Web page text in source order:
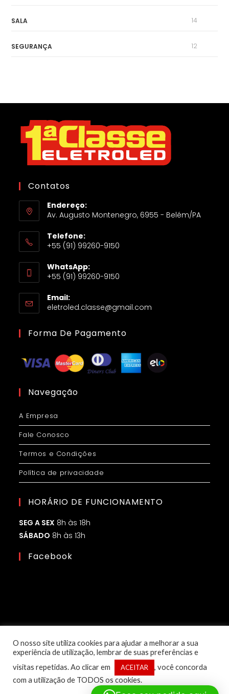
SALA 14
SEGURANÇA 12
Contatos
Endereço:
Av. Augusto Montenegro, 6955 - Belém/PA
Telefone:
+55 (91) 99260-9150
WhatsApp:
+55 (91) 99260-9150
Email:
eletroled.classe@gmail.com
Forma De Pagamento
Navegação
A Empresa
Fale Conosco
Termos e Condições
Política de privacidade
HORÁRIO DE FUNCIONAMENTO
SEG A SEX 8h às 18h
SÁBADO 8h às 13h
Facebook
© Copyright 2025 – 1ª Classe Eletroled | Desenvolvido por:
O nosso site utiliza cookies para ajudar a melhorar a sua
experiência de utilização, lembrar de suas preferências e
visitas repetidas. Ao clicar em
ACEITAR
, você concorda
com a utilização de TODOS os cookies.